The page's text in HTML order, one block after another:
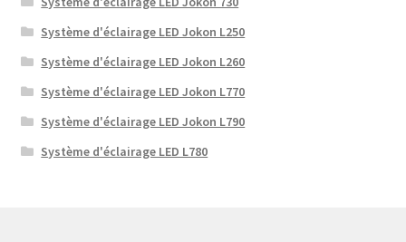
Système d'éclairage LED Jokon L250
Système d'éclairage LED Jokon L260
Système d'éclairage LED Jokon L770
Système d'éclairage LED Jokon L790
Système d'éclairage LED L780